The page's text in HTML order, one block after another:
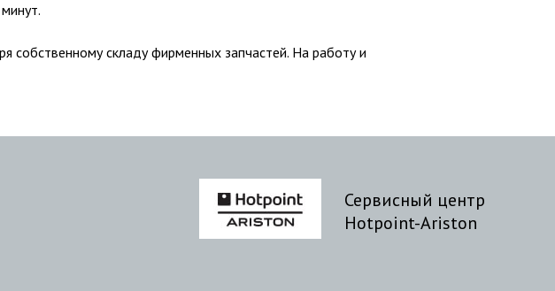
собственному складу фирменных запчастей. На работу и
Сервисный центр
Hotpoint-Ariston